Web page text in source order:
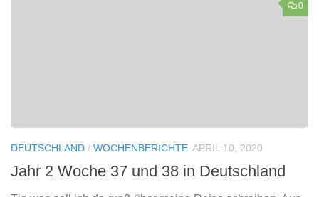
0
DEUTSCHLAND / WOCHENBERICHTE APRIL 10, 2020
Jahr 2 Woche 37 und 38 in Deutschland